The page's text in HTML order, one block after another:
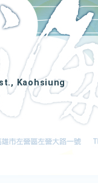
Kaohsiung